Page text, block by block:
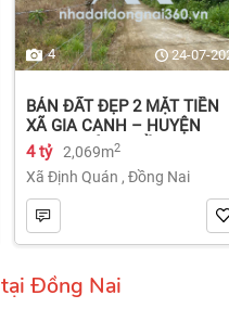
4 24-07-
BÁN ĐẤT ĐẸP 2 MẶT TIỀN
XÃ GIA CANH – HUYỆN
ĐỊNH QUÁN – ĐỒNG NAI dt
2.069m² 4 tỷ
4 tỷ 2,069m2
Xã Định Quán , Đồng Nai
Đồng Nai